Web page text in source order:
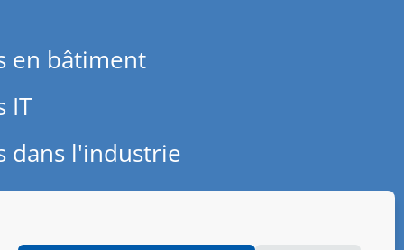
en bâtiment
IT
dans l'industrie